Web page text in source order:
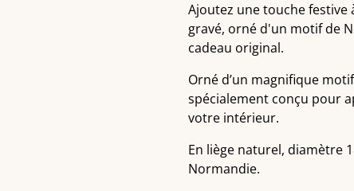
Ajoutez une touche festive
gravé, orné d'un motif de
cadeau original.
Orné d’un magnifique motif
spécialement conçu pour
votre intérieur.
En liège naturel, diamètre
Normandie.